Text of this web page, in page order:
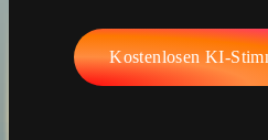
Kostenlosen KI-